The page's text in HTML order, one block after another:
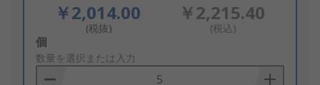
￥2,014.00
(税抜)
￥2,215.40
(税込)
Add
to
Basket
個
数量を選択または入力